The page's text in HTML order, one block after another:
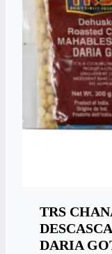
TRS
DARIA